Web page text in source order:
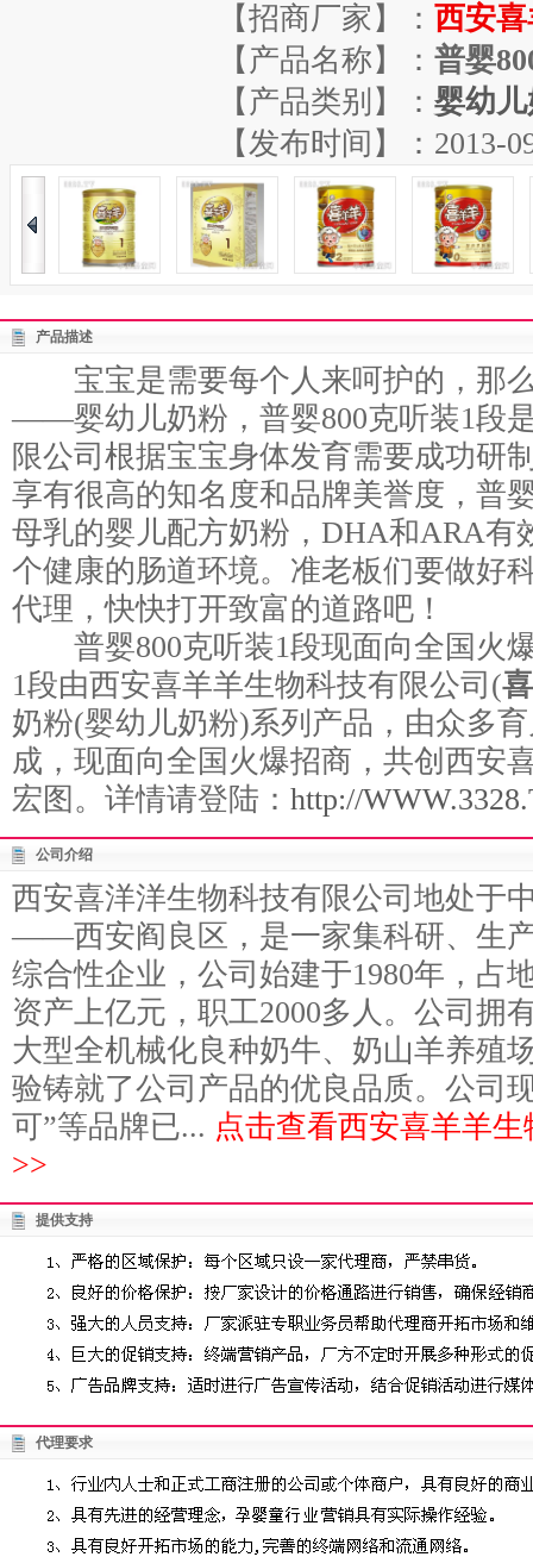
【招商厂家】： 西安
【产品名称】： 普婴
【产品类别】： 婴幼
【发布时间】：2013-
产品描述
宝宝是需要每个人来呵护的，那
——婴幼儿奶粉，普婴800克听装1段
限公司根据宝宝身体发育需要成功研
享有很高的知名度和品牌美誉度，普
母乳的婴儿配方奶粉，DHA和ARA有
个健康的肠道环境。准老板们要做好
代理，快快打开致富的道路吧！
普婴800克听装1段现面向全国火
1段由西安喜羊羊生物科技有限公司(
奶粉(婴幼儿奶粉)系列产品，由众多
成，现面向全国火爆招商，共创西安
宏图。详情请登陆： http://
公司介绍
西安喜洋洋生物科技有限公司地处于
——西安阎良区，是一家集科研、生
综合性企业，公司始建于1980年，占
资产上亿元，职工2000多人。公司拥
大型全机械化良种奶牛、奶山羊养殖
验铸就了公司产品的优良品质。公司
可”等品牌已... 点击查看西安喜羊羊
>>
提供支持
代理要求